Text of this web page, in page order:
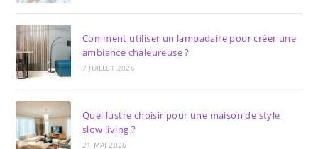
Comment utiliser un lampadaire pour créer une
ambiance chaleureuse ?
7 JUILLET 2026
Quel lustre choisir pour une maison de style
slow living ?
21 MAI 2026